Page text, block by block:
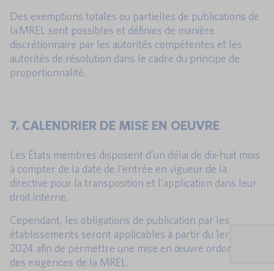
Des exemptions totales ou partielles de publications de
la MREL sont possibles et définies de manière
discrétionnaire par les autorités compétentes et les
autorités de résolution dans le cadre du principe de
proportionnalité.
7. CALENDRIER DE MISE EN OEUVRE
Les États membres disposent d’un délai de dix-huit mois
à compter de la date de l’entrée en vigueur de la
directive pour la transposition et l’application dans leur
droit interne.
Cependant, les obligations de publication par les
établissements seront applicables à partir du 1er janvier
2024 afin de permettre une mise en œuvre ordonnée
des exigences de la MREL.